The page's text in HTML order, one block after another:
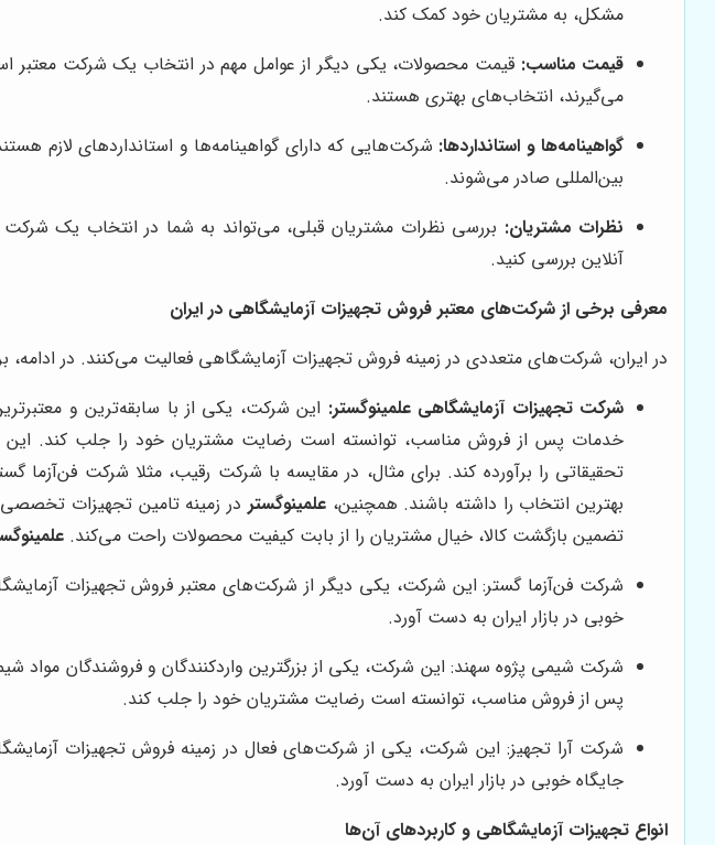
مشکل، به مشتریان خود کمک کند.
قیمت مناسب: قیمت محصولات، یکی دیگر از عوامل مهم در انتخاب یک شرکت
می‌گیرند، انتخاب‌های بهتری هستند.
گواهینامه‌ها و استانداردها: شرکت‌هایی که دارای گواهینامه‌ها و استانداردهای لازم
بین‌المللی صادر می‌شوند.
نظرات مشتریان: بررسی نظرات مشتریان قبلی، می‌تواند به شما در انتخاب یک
آنلاین بررسی کنید.
معرفی برخی از شرکت‌های معتبر فروش تجهیزات آزمایشگاهی در ایران
در ایران، شرکت‌های متعددی در زمینه فروش تجهیزات آزمایشگاهی فعالیت می‌کنند. در
شرکت تجهیزات آزمایشگاهی علمینوگستر: این شرکت، یکی از با سابقه‌ترین و
خدمات پس از فروش مناسب، توانسته است رضایت مشتریان خود را جلب کند. این
تحقیقاتی را برآورده کند. برای مثال، در مقایسه با شرکت رقیب، مثلا شرکت فن‌آزما
بهترین انتخاب را داشته باشند. همچنین،علمینوگستر در زمینه تامین تجهیزات
تضمین بازگشت کالا، خیال مشتریان را از بابت کیفیت محصولات راحت می‌کند.
شرکت فن‌آزما گستر: این شرکت، یکی دیگر از شرکت‌های معتبر فروش تجهیزات
خوبی در بازار ایران به دست آورد.
شرکت شیمی پژوه سهند: این شرکت، یکی از بزرگترین واردکنندگان و فروشندگان مواد
پس از فروش مناسب، توانسته است رضایت مشتریان خود را جلب کند.
شرکت آرا تجهیز: این شرکت، یکی از شرکت‌های فعال در زمینه فروش تجهیزات
جایگاه خوبی در بازار ایران به دست آورد.
انواع تجهیزات آزمایشگاهی و کاربردهای آن‌ها